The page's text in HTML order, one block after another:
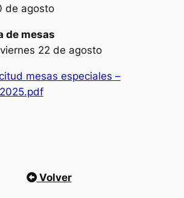
de agosto
de mesas
22 de agosto
mesas especiales –
Volver